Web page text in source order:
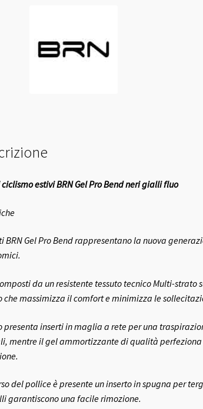
quantità
estivi BRN Gel Pro Bend neri gialli fluo
BRN Gel Pro Bend rappresentano la nuova
da un resistente tessuto tecnico Multi-strato
che massimizza il comfort e minimizza le
presenta inserti in maglia a rete per una
mentre il gel ammortizzante di qualità perfeziona
del pollice è presente un inserto in spugna per
garantiscono una facile rimozione.